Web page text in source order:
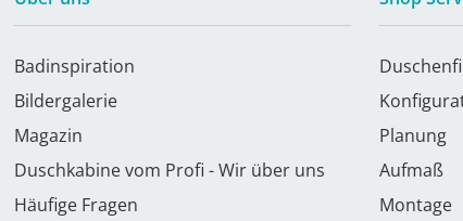
Badinspiration
Bildergalerie
Magazin
Duschkabine vom Profi - Wir über uns
Häufige Fragen
Planung
Aufmaß
Montage